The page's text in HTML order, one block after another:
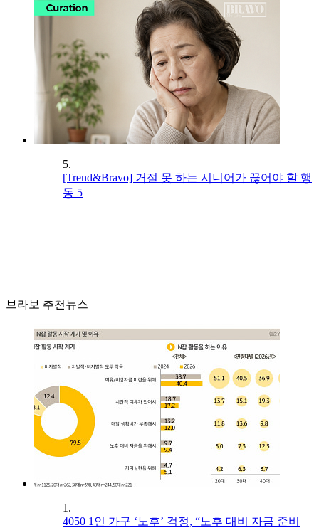
5.
[Trend&Bravo] 거절 못 하는 시니어가 끊어야 할 행
동 5
브라보 추천뉴스
1.
4050 1인 가구 ‘노후’ 걱정, “노후 대비 자금 준비